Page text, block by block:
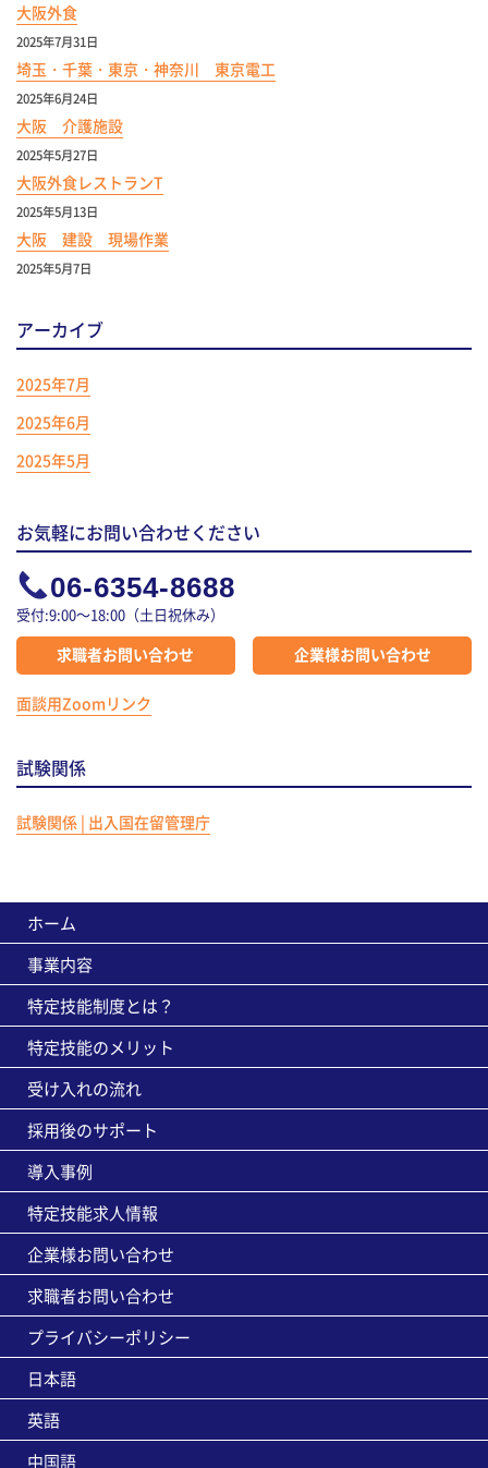
大阪外食
2025年7月31日
埼玉・千葉・東京・神奈川 東京電工
2025年6月24日
大阪 介護施設
2025年5月27日
大阪外食レストランT
2025年5月13日
大阪 建設 現場作業
2025年5月7日
アーカイブ
2025年7月
2025年6月
2025年5月
お気軽にお問い合わせください
06-6354-8688
受付:9:00～18:00（土日祝休み）
求職者お問い合わせ 企業様お問い合わせ
面談用Zoomリンク
試験関係
試験関係 | 出入国在留管理庁
ホーム
事業内容
特定技能制度とは？
特定技能のメリット
受け入れの流れ
採用後のサポート
導入事例
特定技能求人情報
企業様お問い合わせ
求職者お問い合わせ
プライバシーポリシー
日本語
英語
中国語